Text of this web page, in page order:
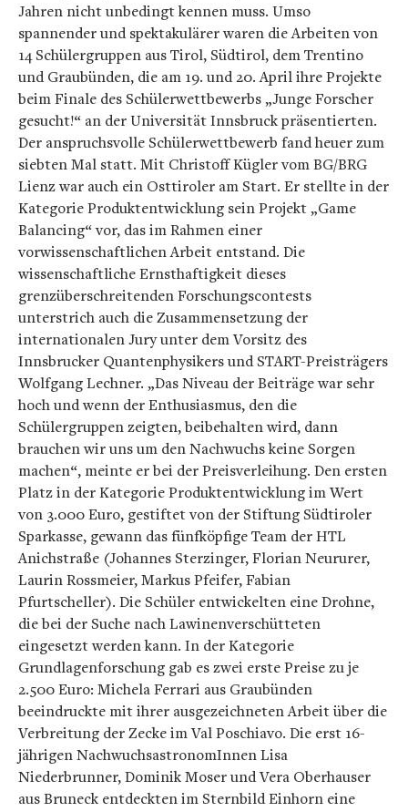
Jahren nicht unbedingt kennen muss. Umso
spannender und spektakulärer waren die Arbeiten von
14 Schülergruppen aus Tirol, Südtirol, dem Trentino
und Graubünden, die am 19. und 20. April ihre Projekte
beim Finale des Schülerwettbewerbs „Junge Forscher
gesucht!“ an der Universität Innsbruck präsentierten.
Der anspruchsvolle Schülerwettbewerb fand heuer zum
siebten Mal statt. Mit Christoff Kügler vom BG/BRG
Lienz war auch ein Osttiroler am Start. Er stellte in der
Kategorie Produktentwicklung sein Projekt „Game
Balancing“ vor, das im Rahmen einer
vorwissenschaftlichen Arbeit entstand. Die
wissenschaftliche Ernsthaftigkeit dieses
grenzüberschreitenden Forschungscontests
unterstrich auch die Zusammensetzung der
internationalen Jury unter dem Vorsitz des
Innsbrucker Quantenphysikers und START-Preisträgers
Wolfgang Lechner. „Das Niveau der Beiträge war sehr
hoch und wenn der Enthusiasmus, den die
Schülergruppen zeigten, beibehalten wird, dann
brauchen wir uns um den Nachwuchs keine Sorgen
machen“, meinte er bei der Preisverleihung. Den ersten
Platz in der Kategorie Produktentwicklung im Wert
von 3.000 Euro, gestiftet von der Stiftung Südtiroler
Sparkasse, gewann das fünfköpfige Team der HTL
Anichstraße (Johannes Sterzinger, Florian Neururer,
Laurin Rossmeier, Markus Pfeifer, Fabian
Pfurtscheller). Die Schüler entwickelten eine Drohne,
die bei der Suche nach Lawinenverschütteten
eingesetzt werden kann. In der Kategorie
Grundlagenforschung gab es zwei erste Preise zu je
2.500 Euro: Michela Ferrari aus Graubünden
beeindruckte mit ihrer ausgezeichneten Arbeit über die
Verbreitung der Zecke im Val Poschiavo. Die erst 16-
jährigen NachwuchsastronomInnen Lisa
Niederbrunner, Dominik Moser und Vera Oberhauser
aus Bruneck entdeckten im Sternbild Einhorn eine